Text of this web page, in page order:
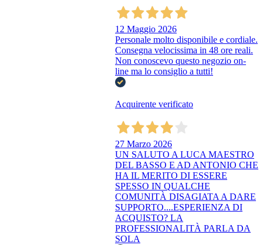
12 Maggio 2026
Personale molto disponibile e cordiale.
Consegna velocissima in 48 ore reali.
Non conoscevo questo negozio on-
line ma lo consiglio a tutti!
Acquirente verificato
27 Marzo 2026
UN SALUTO A LUCA MAESTRO
DEL BASSO E AD ANTONIO CHE
HA IL MERITO DI ESSERE
SPESSO IN QUALCHE
COMUNITÀ DISAGIATA A DARE
SUPPORTO....ESPERIENZA DI
ACQUISTO? LA
PROFESSIONALITÀ PARLA DA
SOLA